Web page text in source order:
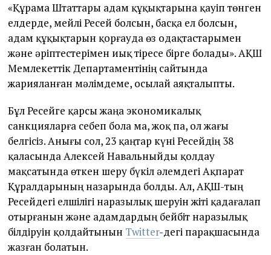
«Құрама Штаттары адам құқықтарына қауіп төнген
елдерде, мейлі Ресей болсын, басқа ел болсын,
адам құқықтарын қорғауда өз одақтастарымен
және әріптестерімен иық тіресе бірге болады». АҚШ
Мемлекеттік Департаментінің сайтында
жарияланған мәлімдеме, осылай аяқталыпты.
Бұл Ресейге қарсы жаңа экономикалық
санкцияларға себеп бола ма, жоқ па, ол жағы
белгісіз. Анығы сол, 23 қаңтар күні Ресейдің 38
қаласында Алексей Навальныйды қолдау
мақсатында өткен шеру бүкіл әлемдегі Ақпарат
Құралдарының назарында болды. Ал, АҚШ-тың
Ресейдегі елшілігі наразылық шеруін жіті қадағалап
отырғанын және адамдардың бейбіт наразылық
білдіруін қолдайтынын Twitter-дегі парақшасында
жазған болатын.